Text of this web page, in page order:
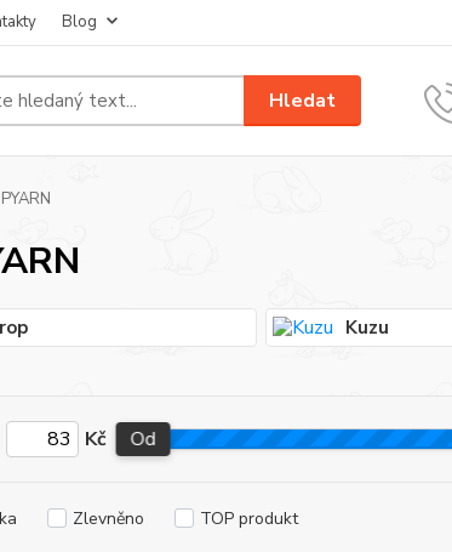
Blog
Hledat
Kuzu
Kč Od
Zlevněno TOP produkt